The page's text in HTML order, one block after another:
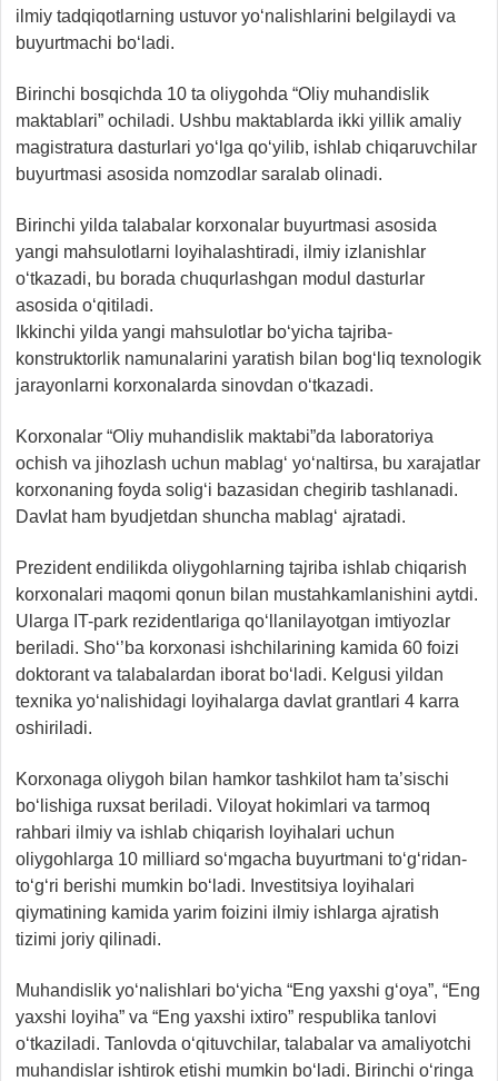
ilmiy tadqiqotlarning ustuvor yo‘nalishlarini belgilaydi va
buyurtmachi bo‘ladi.
Birinchi bosqichda 10 ta oliygohda “Oliy muhandislik
maktablari” ochiladi. Ushbu maktablarda ikki yillik amaliy
magistratura dasturlari yo‘lga qo‘yilib, ishlab chiqaruvchilar
buyurtmasi asosida nomzodlar saralab olinadi.
Birinchi yilda talabalar korxonalar buyurtmasi asosida
yangi mahsulotlarni loyihalashtiradi, ilmiy izlanishlar
o‘tkazadi, bu borada chuqurlashgan modul dasturlar
asosida o‘qitiladi.
Ikkinchi yilda yangi mahsulotlar bo‘yicha tajriba-
konstruktorlik namunalarini yaratish bilan bog‘liq texnologik
jarayonlarni korxonalarda sinovdan o‘tkazadi.
Korxonalar “Oliy muhandislik maktabi”da laboratoriya
ochish va jihozlash uchun mablag‘ yo‘naltirsa, bu xarajatlar
korxonaning foyda solig‘i bazasidan chegirib tashlanadi.
Davlat ham byudjetdan shuncha mablag‘ ajratadi.
Prezident endilikda oliygohlarning tajriba ishlab chiqarish
korxonalari maqomi qonun bilan mustahkamlanishini aytdi.
Ularga IT-park rezidentlariga qo‘llanilayotgan imtiyozlar
beriladi. Sho‘’ba korxonasi ishchilarining kamida 60 foizi
doktorant va talabalardan iborat bo‘ladi. Kelgusi yildan
texnika yo‘nalishidagi loyihalarga davlat grantlari 4 karra
oshiriladi.
Korxonaga oliygoh bilan hamkor tashkilot ham ta’sischi
bo‘lishiga ruxsat beriladi. Viloyat hokimlari va tarmoq
rahbari ilmiy va ishlab chiqarish loyihalari uchun
oliygohlarga 10 milliard so‘mgacha buyurtmani to‘g‘ridan-
to‘g‘ri berishi mumkin bo‘ladi. Investitsiya loyihalari
qiymatining kamida yarim foizini ilmiy ishlarga ajratish
tizimi joriy qilinadi.
Muhandislik yo‘nalishlari bo‘yicha “Eng yaxshi g‘oya”, “Eng
yaxshi loyiha” va “Eng yaxshi ixtiro” respublika tanlovi
o‘tkaziladi. Tanlovda o‘qituvchilar, talabalar va amaliyotchi
muhandislar ishtirok etishi mumkin bo‘ladi. Birinchi o‘ringa